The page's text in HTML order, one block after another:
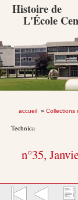
Histoire de
L'École
accueil» Collections
Technica
n°35,